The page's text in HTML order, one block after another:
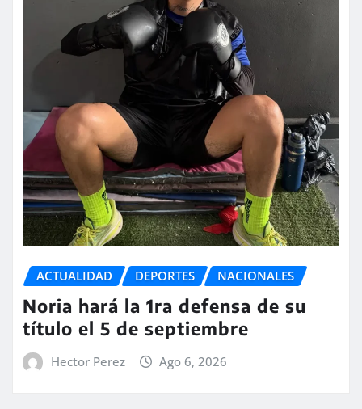
ACTUALIDAD DEPORTES NACIONALES
Noria hará la 1ra defensa de su
título el 5 de septiembre
Hector Perez Ago 6, 2026